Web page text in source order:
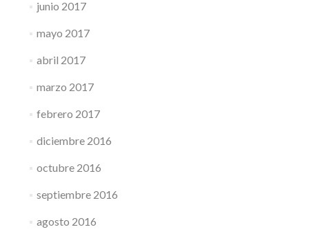
junio 2017
mayo 2017
abril 2017
marzo 2017
febrero 2017
diciembre 2016
octubre 2016
septiembre 2016
agosto 2016